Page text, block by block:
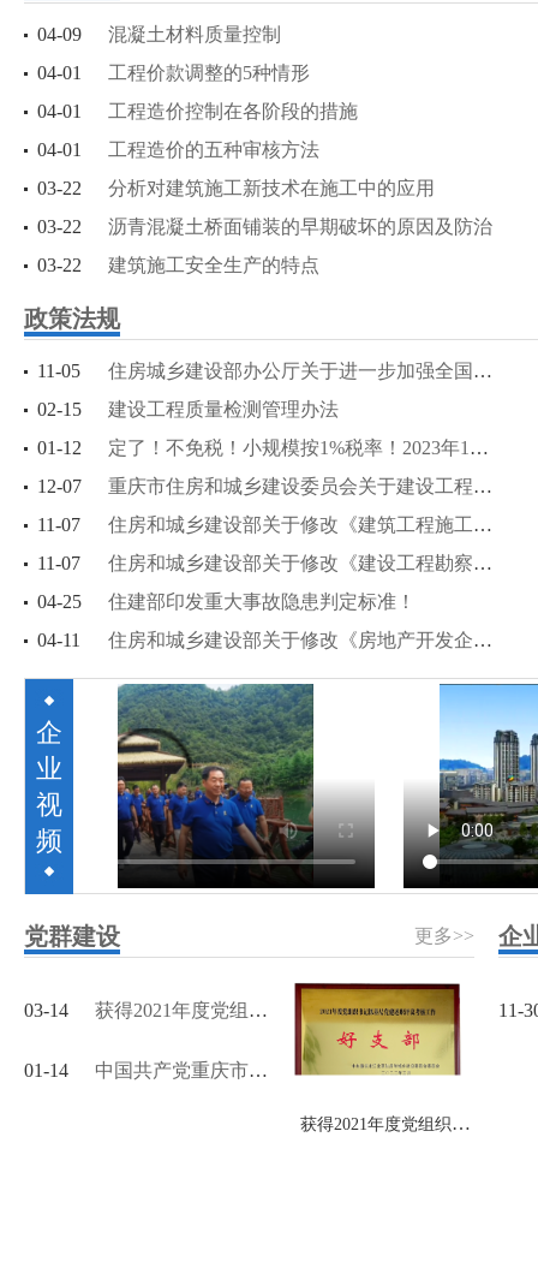
04-09
混凝土材料质量控制
04-01
工程价款调整的5种情形
04-01
工程造价控制在各阶段的措施
04-01
工程造价的五种审核方法
03-22
分析对建筑施工新技术在施工中的应用
03-22
沥青混凝土桥面铺装的早期破坏的原因及防治
03-22
建筑施工安全生产的特点
政策法规
11-05
住房城乡建设部办公厅关于进一步加强全国建筑市场监管公共服务平台项目信息管理的通知
02-15
建设工程质量检测管理办法
01-12
定了！不免税！小规模按1%税率！2023年1月1日起执行！
12-07
重庆市住房和城乡建设委员会关于建设工程企业资质统一延续有关事项的通知
11-07
住房和城乡建设部关于修改《建筑工程施工许可管理办法》等三部规章的决定
11-07
住房和城乡建设部关于修改《建设工程勘察质量管理办法》的决定
04-25
住建部印发重大事故隐患判定标准！
04-11
住房和城乡建设部关于修改《房地产开发企业资质管理规定》的决定
企
业
视
频
党群建设 更多>>
03-14
获得2021年度党组织
核工作好支部称号
01-14
中国共产党重庆市江
获得2021年度党组织书
企
11-